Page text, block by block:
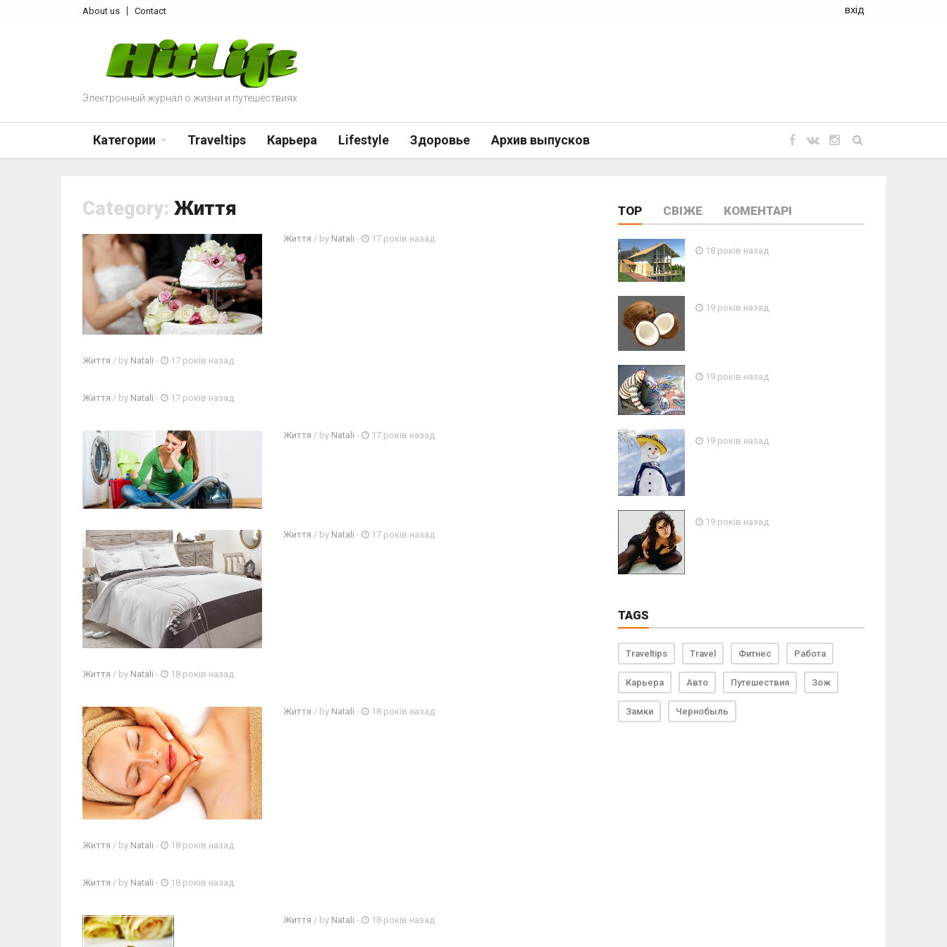
About us Contact вхід
Электронный журнал о жизни и путешествиях
Категории Traveltips Карьера Lifestyle Здоровье Архив выпусков
Category: Життя
Життя / by Natali - 17 років назад
Життя / by Natali - 17 років назад
Життя / by Natali - 17 років назад
Життя / by Natali - 17 років назад
Життя / by Natali - 17 років назад
Життя / by Natali - 18 років назад
Життя / by Natali - 18 років назад
Життя / by Natali - 18 років назад
Життя / by Natali - 18 років назад
Життя / by Natali - 18 років назад
TOP СВІЖЕ КОМЕНТАРІ
18 років назад
19 років назад
19 років назад
19 років назад
19 років назад
TAGS
Traveltips Travel Фитнес Работа
Карьера Авто Путешествия Зож
Замки Чернобыль